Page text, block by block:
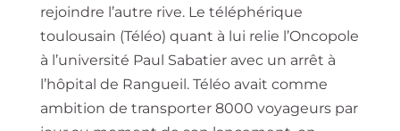
rejoindre l’autre rive. Le téléphérique
toulousain (Téléo) quant à lui relie l’Oncopole
à l’université Paul Sabatier avec un arrêt à
l’hôpital de Rangueil. Téléo avait comme
ambition de transporter 8000 voyageurs par